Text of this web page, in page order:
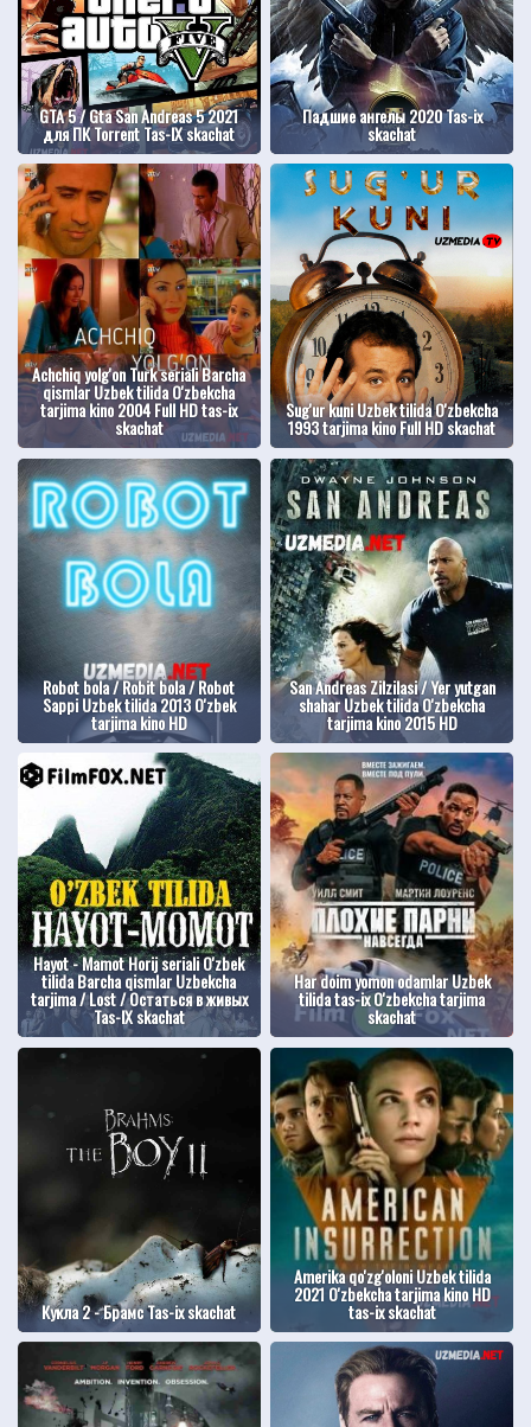
GTA 5 / Gta San Andreas 5 2021
для ПК Torrent Tas-IX skachat
Падшие ангелы 2020 Tas-ix
skachat
Achchiq yolg'on Turk seriali Barcha
qismlar Uzbek tilida O'zbekcha
tarjima kino 2004 Full HD tas-ix
skachat
Sug'ur kuni Uzbek tilida O'zbekcha
1993 tarjima kino Full HD skachat
Robot bola / Robit bola / Robot
Sappi Uzbek tilida 2013 O'zbek
tarjima kino HD
San Andreas Zilzilasi / Yer yutgan
shahar Uzbek tilida O'zbekcha
tarjima kino 2015 HD
Hayot - Mamot Horij seriali O'zbek
tilida Barcha qismlar Uzbekcha
tarjima / Lost / Остаться в живых
Tas-IX skachat
Har doim yomon odamlar Uzbek
tilida tas-ix O'zbekcha tarjima
skachat
Кукла 2 - Брамс Tas-ix skachat
Amerika qo'zg'oloni Uzbek tilida
2021 O'zbekcha tarjima kino HD
tas-ix skachat